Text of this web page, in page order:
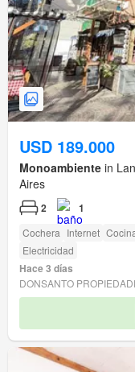
USD 189.000
Monoambiente in
Aires
2 1
Cochera Internet
Electricidad
Hace 3 días
DONSANTO